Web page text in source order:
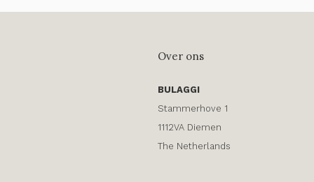
Over ons
BULAGGI
Stammerhove 1
1112VA Diemen
The Netherlands